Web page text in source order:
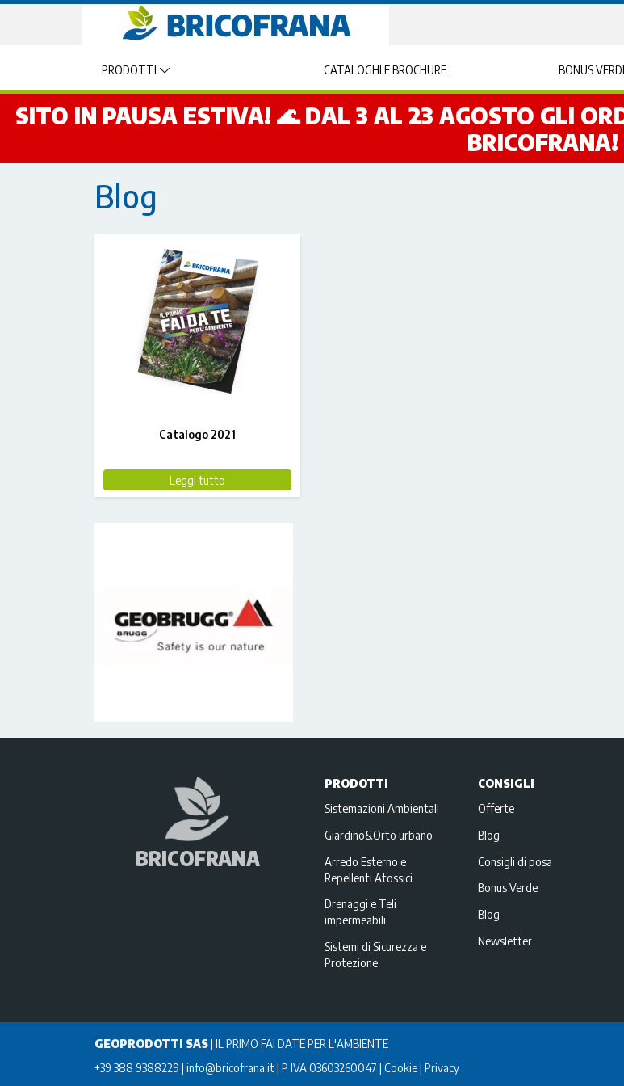
PRODOTTI CATALOGHI E BROCHURE BONUS
SITO IN PAUSA ESTIVA! 🌊 DAL 3 AL 23 AGOSTO GLI
BRICOFRANA!
Blog
Catalogo 2021
Leggi tutto
BRICOFRANA
PRODOTTI
Sistemazioni Ambientali
Giardino&Orto urbano
Arredo Esterno e
Repellenti Atossici
Drenaggi e Teli
impermeabili
Sistemi di Sicurezza e
Protezione
CONSIGLI
Offerte
Blog
Consigli di posa
Bonus Verde
Blog
Newsletter
GEOPRODOTTI SAS| IL PRIMO FAI DATE PER L'AMBIENTE
+39 388 9388229 info@bricofrana.it P IVA 03603260047 Cookie Privacy